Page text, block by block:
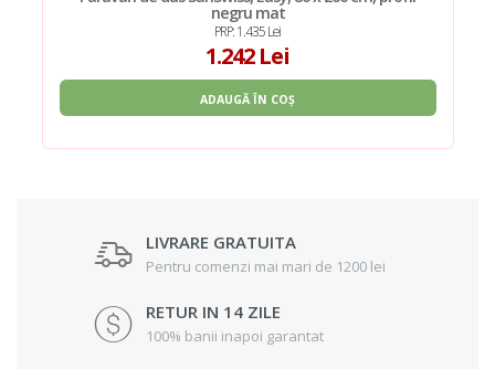
negru mat
PRP: 1.435 Lei
1.242 Lei
ADAUGĂ ÎN COȘ
LIVRARE GRATUITA
Pentru comenzi mai mari de 1200 lei
RETUR IN 14 ZILE
100% banii inapoi garantat